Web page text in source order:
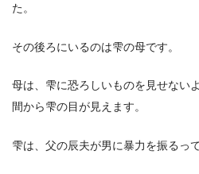
た。
その後ろにいるのは雫の母です。
母は、雫に恐ろしいものを見せない
間から雫の目が見えます。
雫は、父の辰夫が男に暴力を振るっ